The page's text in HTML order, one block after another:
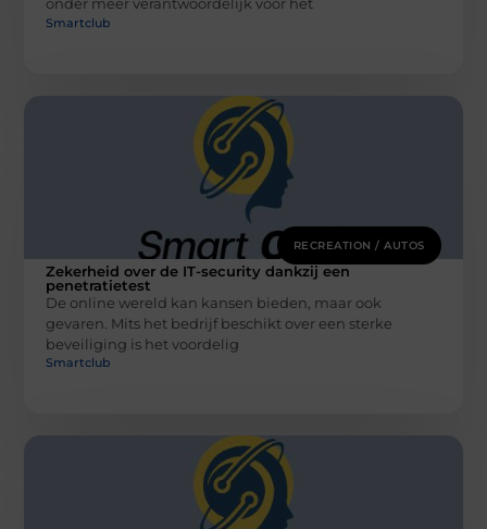
onder meer verantwoordelijk voor het
Smartclub
RECREATION / AUTOS
Zekerheid over de IT-security dankzij een
penetratietest
De online wereld kan kansen bieden, maar ook
gevaren. Mits het bedrijf beschikt over een sterke
beveiliging is het voordelig
Smartclub